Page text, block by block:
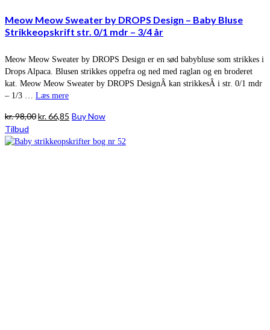
Meow Meow Sweater by DROPS Design – Baby Bluse
Strikkeopskrift str. 0/1 mdr – 3/4 år
Meow Meow Sweater by DROPS Design er en sød babybluse som strikkes i
Drops Alpaca. Blusen strikkes oppefra og ned med raglan og en broderet
kat. Meow Meow Sweater by DROPS DesignÂ kan strikkesÂ i str. 0/1 mdr
– 1/3 … Læs mere
kr.98,00Den
pris
kr.66,85 Den
pris
Buy Now
Tilbud